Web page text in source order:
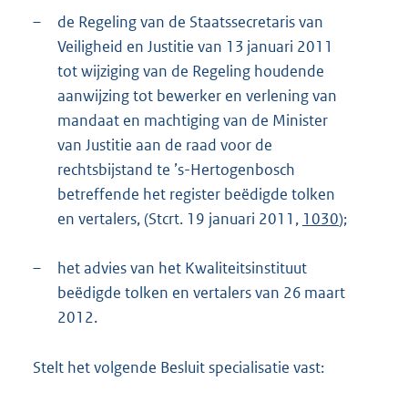
–
de Regeling van de Staatssecretaris van
Veiligheid en Justitie van 13 januari 2011
tot wijziging van de Regeling houdende
aanwijzing tot bewerker en verlening van
mandaat en machtiging van de Minister
van Justitie aan de raad voor de
rechtsbijstand te ’s-Hertogenbosch
betreffende het register beëdigde tolken
en vertalers, (Stcrt. 19 januari 2011, 1030);
–
het advies van het Kwaliteitsinstituut
beëdigde tolken en vertalers van 26 maart
2012.
Stelt het volgende Besluit specialisatie vast: